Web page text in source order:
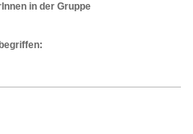
in der Gruppe